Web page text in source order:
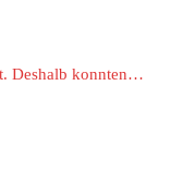
Deshalb konnten…